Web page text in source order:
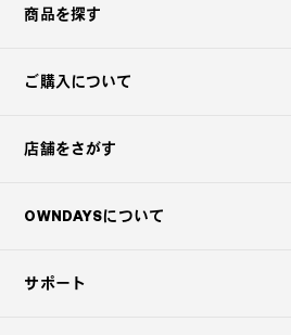
商品を探す
ご購入について
店舗をさがす
OWNDAYSについて
サポート